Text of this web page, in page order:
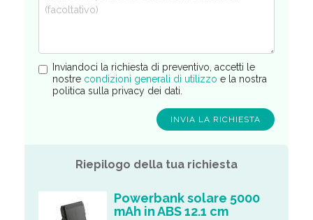
Inviandoci la richiesta di preventivo, accetti le
nostre condizioni generali di utilizzo e la nostra
politica sulla privacy dei dati.
Riepilogo della tua richiesta
Powerbank solare 5000
mAh in ABS 12.1 cm